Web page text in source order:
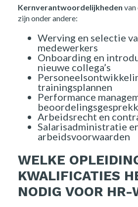
Kernverantwoordelijkheden van
zijn onder andere:
Werving en selectie
medewerkers
Onboarding en
nieuwe collega’s
trainingsplannen
Performance
Arbeidsrecht en
Salarisadministratie
arbeidsvoorwaarden
WELKE
KWALIFICATIES
NODIG VOOR HR-